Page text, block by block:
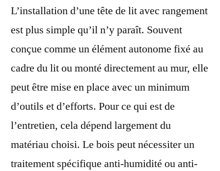
L’installation d’une tête de lit avec rangement
est plus simple qu’il n’y paraît. Souvent
conçue comme un élément autonome fixé au
cadre du lit ou monté directement au mur, elle
peut être mise en place avec un minimum
d’outils et d’efforts. Pour ce qui est de
l’entretien, cela dépend largement du
matériau choisi. Le bois peut nécessiter un
traitement spécifique anti-humidité ou anti-